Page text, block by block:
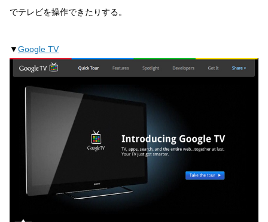
でテレビを操作できたりする。
▼Google TV